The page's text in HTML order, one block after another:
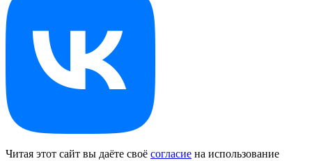
Читая этот сайт вы даёте своё согласие на использование